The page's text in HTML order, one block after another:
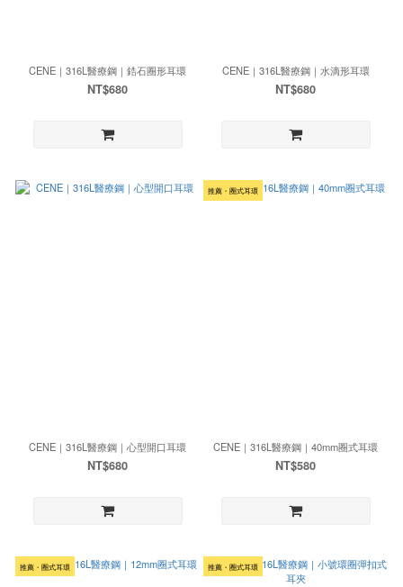
CENE｜316L醫療鋼｜鋯石圈形耳環
NT$680
CENE｜316L醫療鋼｜水滴形耳環
NT$680
CENE｜316L醫療鋼｜心型開口耳環
NT$680
推薦・圈式耳環
CENE｜316L醫療鋼｜40mm圈式耳環
NT$580
推薦・圈式耳環 推薦・圈式耳環